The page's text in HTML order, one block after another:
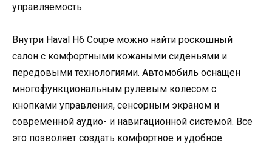
управляемость.
Внутри Haval H6 Coupe можно найти роскошный
салон с комфортными кожаными сиденьями и
передовыми технологиями. Автомобиль оснащен
многофункциональным рулевым колесом с
кнопками управления, сенсорным экраном и
современной аудио- и навигационной системой. Все
это позволяет создать комфортное и удобное